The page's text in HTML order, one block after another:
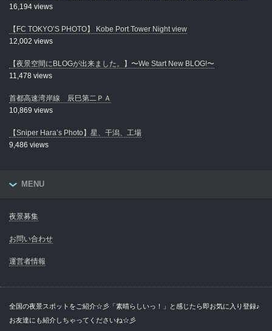
16,194 views
【FC TOKYO’S PHOTO】 Kobe Port Tower Night view
12,002 views
【夜景空間にBLOGが出来ました。】〜We Start New BLOG!〜
11,478 views
首都高速湾岸線 辰巳第二ＰＡ
10,869 views
【Sniper Hara’s Photo】星、干潟、工場
9,486 views
MENU
夜景募集
お問い合わせ
運営者情報
全国の夜景スポットをご紹介☆彡「素晴らしいっ！」と感じたら即お気に入り登録♪
お友達にも紹介しちゃってくださいね☆彡